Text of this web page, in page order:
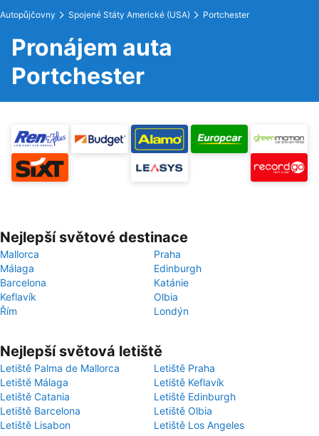
Autopůjčovny Spojené Státy Americké (USA) Portchester
Pronájem auta
Portchester
Nejlepší světové destinace
Mallorca
Praha
Málaga
Edinburgh
Barcelona
Katánie
Keflavík
Olbia
Řím
Londýn
Nejlepší světová letiště
Letiště Palma de Mallorca
Letiště Praha
Letiště Málaga
Letiště Keflavík
Letiště Catania
Letiště Edinburgh
Letiště Barcelona
Letiště Olbia
Letiště Lisabon
Letiště Los Angeles